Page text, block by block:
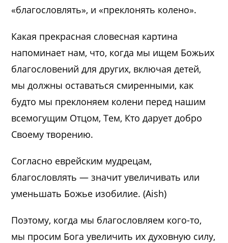
«благословлять», и «преклонять колено».
Какая прекрасная словесная картина
напоминает нам, что, когда мы ищем Божьих
благословений для других, включая детей,
мы должны оставаться смиренными, как
будто мы преклоняем колени перед нашим
всемогущим Отцом, Тем, Кто дарует добро
Своему творению.
Согласно еврейским мудрецам,
благословлять — значит увеличивать или
уменьшать Божье изобилие. (Aish)
Поэтому, когда мы благословляем кого-то,
мы просим Бога увеличить их духовную силу,